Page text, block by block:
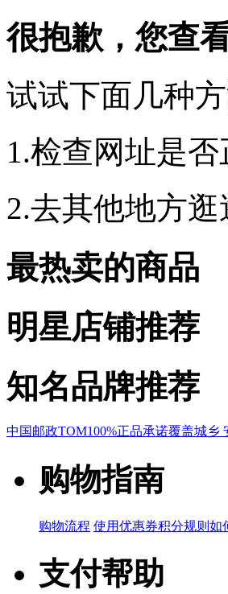
很抱歉，您查
试试下面几种方
1.检查网址是否
2.去其他地方逛
最热卖的商品
明星店铺推荐
知名品牌推荐
中国邮政TOM100%正品承诺覆盖城乡
购物指南
购物流程 使用优惠券积分规则 如
支付帮助